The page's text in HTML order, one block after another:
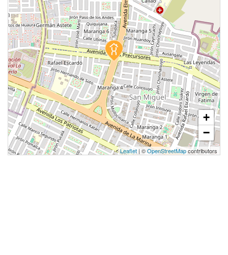
+
−
Leaflet | ©OpenStreetMapcontributors